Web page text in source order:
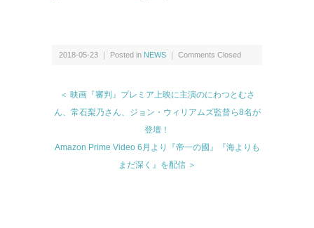
2018-05-23 ｜ Posted in NEWS ｜ Comments Closed
＜ 映画『審判』プレミア上映に主演のにわつとむさ
ん、常石梨乃さん、ジョン・ウィリアムズ監督ら8名が
登壇！
Amazon Prime Video 6月より『帝一の國』『海よりも
まだ深く』を配信 ＞